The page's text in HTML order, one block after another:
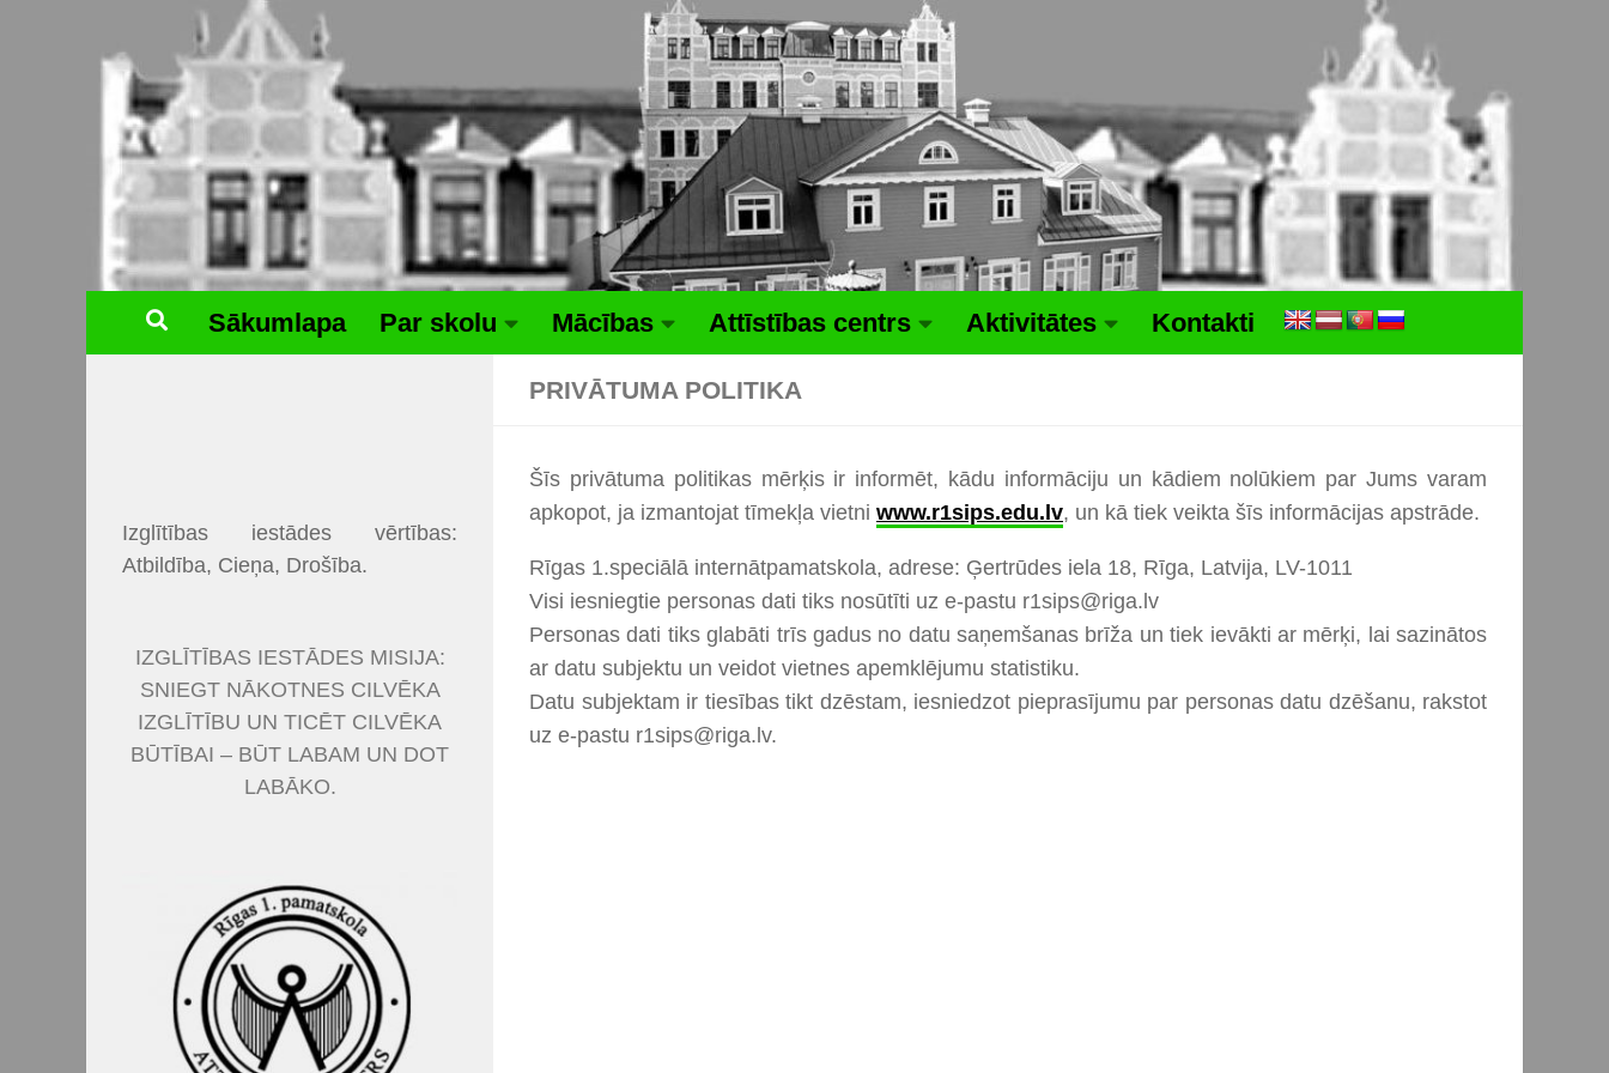
Sākumlapa Par skolu Mācības Attīstības centrs Aktivitātes Kontakti
PRIVĀTUMA POLITIKA
Šīs privātuma politikas mērķis ir informēt, kādu informāciju un kādiem nolūkiem par Jums varam
apkopot, ja izmantojat tīmekļa vietni www.r1sips.edu.lv, un kā tiek veikta šīs informācijas apstrāde.
Rīgas 1.speciālā internātpamatskola, adrese: Ģertrūdes iela 18, Rīga, Latvija, LV-1011
Visi iesniegtie personas dati tiks nosūtīti uz e-pastu r1sips@riga.lv
Personas dati tiks glabāti trīs gadus no datu saņemšanas brīža un tiek ievākti ar mērķi, lai sazinātos
ar datu subjektu un veidot vietnes apemklējumu statistiku.
Datu subjektam ir tiesības tikt dzēstam, iesniedzot pieprasījumu par personas datu dzēšanu, rakstot
uz e-pastu r1sips@riga.lv.
Izglītības iestādes vērtības:
Atbildība, Cieņa, Drošība.
IZGLĪTĪBAS IESTĀDES MISIJA:
SNIEGT NĀKOTNES CILVĒKA
IZGLĪTĪBU UN TICĒT CILVĒKA
BŪTĪBAI – BŪT LABAM UN DOT
LABĀKO.